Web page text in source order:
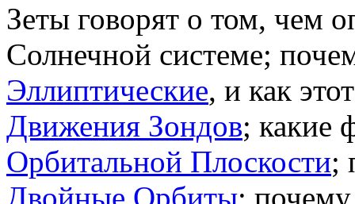
Зеты говорят о том, чем
Солнечной системе;
Эллиптические, и как
Движения Зондов; какие
Орбитальной Плоскости;
Двойные Орбиты;